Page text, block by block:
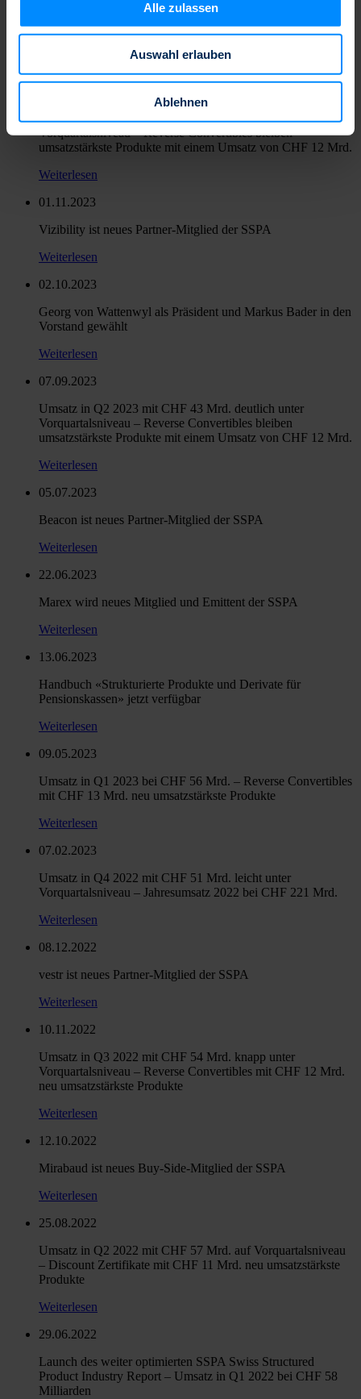
Wir verwenden Cookies, um Inhalte und Anzeigen zu
zu können und die Zugriffe auf unsere Website zu
analysieren. Außerdem geben wir Informationen zu Ihrer
Verwendung unserer Website an unsere Partner für
soziale Medien, Werbung und Analysen weiter. Unsere
Partner führen diese Informationen möglicherweise mit
haben oder die sie im Rahmen Ihrer Nutzung der Dienste
gesammelt haben.
Alle zulassen
Auswahl erlauben
Ablehnen
FinIQ ist neues Partner-Mitglied der SSPA
Umsatz in Q3 2023 mit CHF 40 Mrd. unter
Vorquartalsniveau – Reverse Convertibles bleiben
umsatzstärkste Produkte mit einem Umsatz von CHF 12 Mrd.
Weiterlesen
01.11.2023
Vizibility ist neues Partner-Mitglied der SSPA
Weiterlesen
02.10.2023
Georg von Wattenwyl als Präsident und Markus Bader in den
Vorstand gewählt
Weiterlesen
07.09.2023
Umsatz in Q2 2023 mit CHF 43 Mrd. deutlich unter
Vorquartalsniveau – Reverse Convertibles bleiben
umsatzstärkste Produkte mit einem Umsatz von CHF 12 Mrd.
Weiterlesen
05.07.2023
Beacon ist neues Partner-Mitglied der SSPA
Weiterlesen
22.06.2023
Marex wird neues Mitglied und Emittent der SSPA
Weiterlesen
13.06.2023
Handbuch «Strukturierte Produkte und Derivate für
Pensionskassen» jetzt verfügbar
Weiterlesen
09.05.2023
Umsatz in Q1 2023 bei CHF 56 Mrd. – Reverse Convertibles
mit CHF 13 Mrd. neu umsatzstärkste Produkte
Weiterlesen
07.02.2023
Umsatz in Q4 2022 mit CHF 51 Mrd. leicht unter
Vorquartalsniveau – Jahresumsatz 2022 bei CHF 221 Mrd.
Weiterlesen
08.12.2022
vestr ist neues Partner-Mitglied der SSPA
Weiterlesen
10.11.2022
Umsatz in Q3 2022 mit CHF 54 Mrd. knapp unter
Vorquartalsniveau – Reverse Convertibles mit CHF 12 Mrd.
neu umsatzstärkste Produkte
Weiterlesen
12.10.2022
Mirabaud ist neues Buy-Side-Mitglied der SSPA
Weiterlesen
25.08.2022
Umsatz in Q2 2022 mit CHF 57 Mrd. auf Vorquartalsniveau
– Discount Zertifikate mit CHF 11 Mrd. neu umsatzstärkste
Produkte
Weiterlesen
29.06.2022
Launch des weiter optimierten SSPA Swiss Structured
Product Industry Report – Umsatz in Q1 2022 bei CHF 58
Milliarden